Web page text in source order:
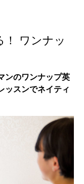
！ ワンナッ
ンのワンナップ英
ッスンでネイティ